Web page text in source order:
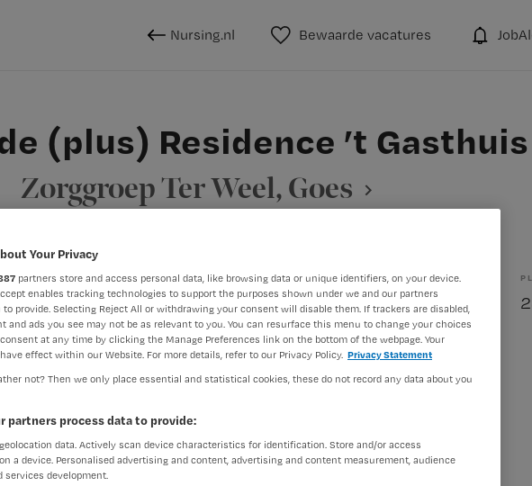
Nursing.nl Bewaarde vacatures
(plus) Residence ’t Gasthuis
Zorggroep Ter Weel, Goes
BRANCHE
Instelling/tehuis
AANSTELLING
Vaste aanstelling
DIENSTVERBAND
Niet nader bepaald
Your Privacy
partners store and access personal data, like browsing data or unique identifiers, on your device.
enables tracking technologies to support the purposes shown under we and our partners
to provide. Selecting Reject All or withdrawing your consent will disable them. If trackers are disabled,
and ads you see may not be as relevant to you. You can resurface this menu to change your choices
at any time by clicking the Manage Preferences link on the bottom of the webpage. Your
effect within our Website. For more details, refer to our Privacy Policy. Privacy Statement
not? Then we only place essential and statistical cookies, these do not record any data about you
partners process data to provide:
data. Actively scan device characteristics for identification. Store and/or access
a device. Personalised advertising and content, advertising and content measurement, audience
services development.